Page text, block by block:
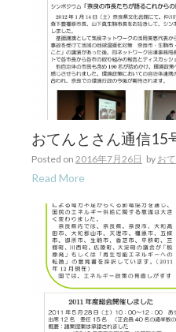
おてんとさん通信15
Posted on 2016年7月26日 by お
Read More